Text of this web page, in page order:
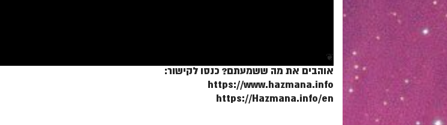
❦
אוהבים את מה ששמעתם? כנסו לקישור:
https://www.hazmana.info
https://Hazmana.info/en